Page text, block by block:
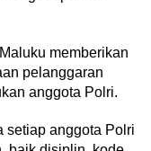
memberikan
pelanggaran
anggota Polri.
setiap anggota Polri